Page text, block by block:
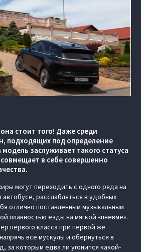
стоит того! Даже среди
подходящих под определение
заслуживает такого статуса
в себе совершенно
могут переходить с одного ряда на
автобусе, расслабляться в удобных
отлично поставленным музыкальным
плавностью езды на мягкой «пневме».
первого класса при первой же
все мускулы и обернуться в
за которым едва ли угонится какой-